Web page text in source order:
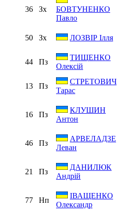
36 Зх
БОВТУНЕНКО
Павло
50 Зх ЛОЗВІР Ілля
44
Пз
ТИЩЕНКО
Олексій
13 Пз
СТРЕТОВИЧ
Тарас
16 Пз
КЛУШИН
Антон
46 Пз
АРВЕЛАДЗЕ
Леван
21 Пз
ДАНИЛЮК
Андрій
77 Нп
ІВАЩЕНКО
Олександр